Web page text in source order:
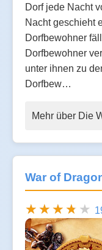
Dorf jede Nacht
Nacht geschieht
Dorfbewohner
Dorfbewohner
unter ihnen zu
Dorfbew…
Mehr über Die
War of